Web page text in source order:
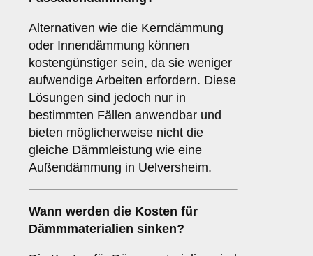
Alternativen wie die Kerndämmung
oder Innendämmung können
kostengünstiger sein, da sie weniger
aufwendige Arbeiten erfordern. Diese
Lösungen sind jedoch nur in
bestimmten Fällen anwendbar und
bieten möglicherweise nicht die
gleiche Dämmleistung wie eine
Außendämmung in Uelversheim.
Wann werden die Kosten für
Dämmmaterialien sinken?